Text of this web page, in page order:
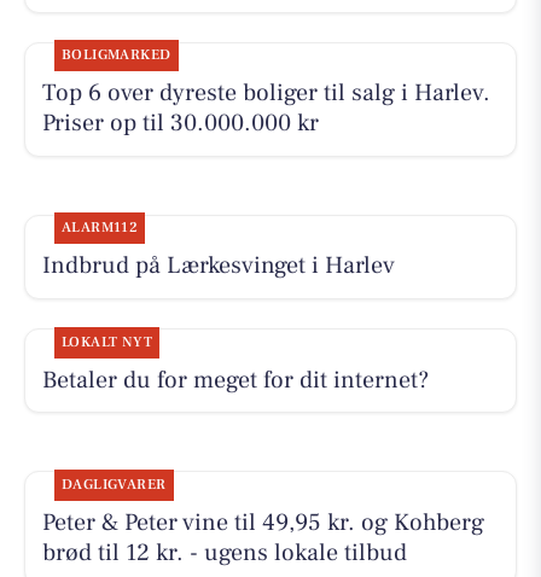
BOLIGMARKED
Top 6 over dyreste boliger til salg i Harlev.
Priser op til 30.000.000 kr
ALARM112
Indbrud på Lærkesvinget i Harlev
LOKALT NYT
Betaler du for meget for dit internet?
DAGLIGVARER
Peter & Peter vine til 49,95 kr. og Kohberg
brød til 12 kr. - ugens lokale tilbud